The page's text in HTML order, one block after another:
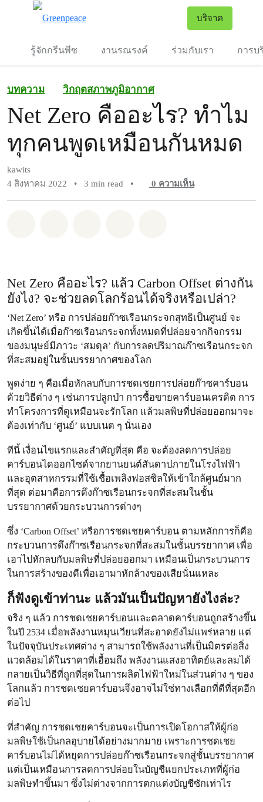
บริจาค
รู้จักกรีนพีซ งานรณรงค์ ร่วมกับเรา การบ
บทความ วิกฤตสภาพภูมิอากาศ
Net Zero คืออะไร? ทำไม
ทุกคนพูดเหมือนกันหมด
kawits
4 สิงหาคม 2022
• 3 min read • 0 ความเห็น
Net Zero คืออะไร? แล้ว Carbon Offset ต่างกัน
ยังไง? จะช่วยลดโลกร้อนได้จริงหรือเปล่า?
‘Net Zero’ หรือ การปล่อยก๊าซเรือนกระจกสุทธิเป็นศูนย์ จะ
เกิดขึ้นได้เมื่อก๊าซเรือนกระจกทั้งหมดที่ปล่อยจากกิจกรรม
ของมนุษย์มีภาวะ ‘สมดุล’ กับการลดปริมาณก๊าซเรือนกระจก
ที่สะสมอยู่ในชั้นบรรยากาศของโลก
พูดง่าย ๆ คือเมื่อหักลบกับการชดเชยการปล่อยก๊าซคาร์บอน
ด้วยวิธีต่าง ๆ เช่นการปลูกป่า การซื้อขายคาร์บอนเครดิต การ
ทำโครงการที่ดูเหมือนจะรักโลก แล้วมลพิษที่ปล่อยออกมาจะ
ต้องเท่ากับ ‘ศูนย์’ แบบเนต ๆ นั่นเอง
ทีนี้ เงื่อนไขแรกและสำคัญที่สุด คือ จะต้องลดการปล่อย
คาร์บอนไดออกไซด์จากยานยนต์สันดาปภายในโรงไฟฟ้า
และอุตสาหกรรมที่ใช้เชื้อเพลิงฟอสซิลให้เข้าใกล้ศูนย์มาก
ที่สุด ต่อมาคือการดึงก๊าซเรือนกระจกที่สะสมในชั้น
บรรยากาศด้วยกระบวนการต่างๆ
ซึ่ง ‘Carbon Offset’ หรือการชดเชยคาร์บอน ตามหลักการก็คือ
กระบวนการดึงก๊าซเรือนกระจกที่สะสมในชั้นบรรยากาศ เพื่อ
เอาไปหักลบกับมลพิษที่ปล่อยออกมา เหมือนเป็นกระบวนการ
ในการสร้างของดีเพื่อเอามาหักล้างของเสียนั่นแหละ
ก็ฟังดูเข้าท่านะ แล้วมันเป็นปัญหายังไงล่ะ?
จริง ๆ แล้ว การชดเชยคาร์บอนและตลาดคาร์บอนถูกสร้างขึ้น
ในปี 2534 เมื่อพลังงานหมุนเวียนที่สะอาดยังไม่แพร่หลาย แต่
ในปัจจุบันประเทศต่าง ๆ สามารถใช้พลังงานที่เป็นมิตรต่อสิ่ง
แวดล้อมได้ในราคาที่เอื้อมถึง พลังงานแสงอาทิตย์และลมได้
กลายเป็นวิธีที่ถูกที่สุดในการผลิตไฟฟ้าใหม่ในส่วนต่าง ๆ ของ
โลกแล้ว การชดเชยคาร์บอนจึงอาจไม่ใช่ทางเลือกที่ดีที่สุดอีก
ต่อไป
ที่สำคัญ การชดเชยคาร์บอนจะเป็นการเปิดโอกาสให้ผู้ก่อ
มลพิษใช้เป็นกลอุบายได้อย่างมากมาย เพราะการชดเชย
คาร์บอนไม่ได้หยุดการปล่อยก๊าซเรือนกระจกสู่ชั้นบรรยากาศ
แต่เป็นเหมือนการลดการปล่อยในบัญชีแยกประเภทที่ผู้ก่อ
มลพิษทำขึ้นมา ซึ่งไม่ต่างจากการตกแต่งบัญชีซักเท่าไร